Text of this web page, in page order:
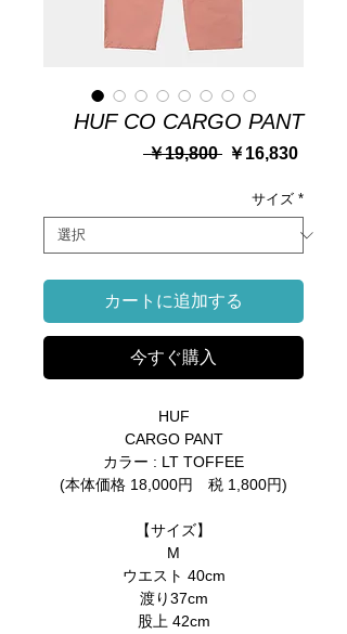
HUF CO CARGO PANT
￥19,800 通
格
￥16,830セ
ル
価
格
サイズ *
カートに追加する
今すぐ購入
HUF
CARGO PANT
カラー : LT TOFFEE
(本体価格 18,000円 税 1,800円)
【サイズ】
M
ウエスト 40cm
渡り37cm
股上 42cm